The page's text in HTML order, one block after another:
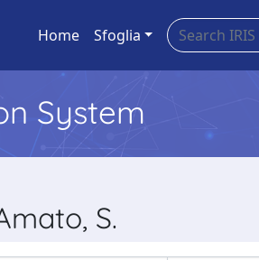
Home Sfoglia
System
S.